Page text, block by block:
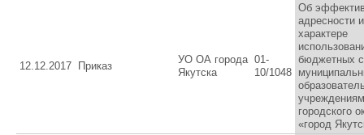
12.12.2017 Приказ
УО ОА города
Якутска
01-
10/1048
Об
адресности
характере
бюджетных
городского
«город